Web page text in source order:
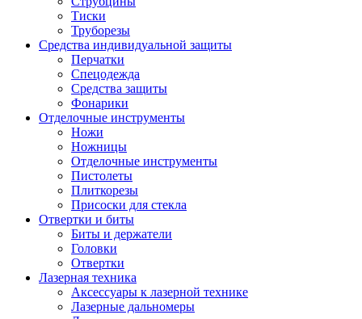
Тиски
Труборезы
Средства индивидуальной защиты
Перчатки
Спецодежда
Средства защиты
Фонарики
Отделочные инструменты
Ножи
Ножницы
Отделочные инструменты
Пистолеты
Плиткорезы
Присоски для стекла
Отвертки и биты
Биты и держатели
Головки
Отвертки
Лазерная техника
Аксессуары к лазерной технике
Лазерные дальномеры